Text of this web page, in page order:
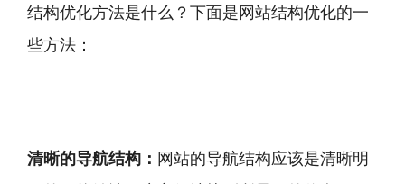
结构优化方法是什么？下面是网站结构优化的一
些方法：
清晰的导航结构： 网站的导航结构应该是清晰明